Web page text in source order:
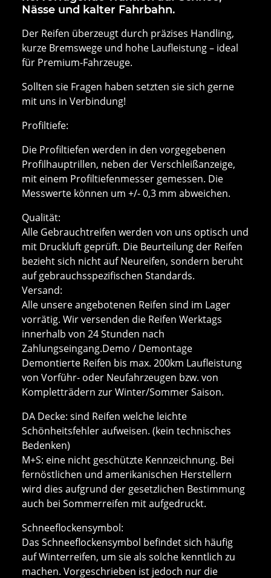
Nässe und kalter Fahrbahn.
Der Reifen überzeugt durch präzises Handling,
kurze Bremswege und hohe Laufleistung – ideal
für Premium-Fahrzeuge.
Sollten sie Fragen haben setzten sie sich gerne
mit uns in Verbindung!
Profiltiefe:
Die Profiltiefen werden in den vorgegebenen
Profilhauptrillen, neben der Verschleißanzeige,
mit einem Profiltiefenmesser gemessen. Die
Messwerte können um +/- 0,3 mm abweichen.
Qualität:
Alle Gebrauchtreifen werden von uns optisch und
mit Druckluft geprüft. Die Beurteilung der Reifen
bezieht sich nicht auf Neureifen, sondern beruht
auf gebrauchsspezifischen Standards.
Versand:
Alle unsere angebotenen Reifen sind im Lager
vorrätig. Wir versenden die Reifen Werktags
innerhalb von 24 Stunden nach
Zahlungseingang.Demo / Demontage
Demontierte Reifen bis max. 200km Laufleistung
von Vorführ- oder Neufahrzeugen bzw. von
Kompletträdern zur Winter/Sommer Saison.
DA Decke: sind Reifen welche leichte
Schönheitsfehler aufweisen. (kein technisches
Bedenken)
M+S: eine nicht geschützte Kennzeichnung. Bei
fernöstlichen und amerikanischen Herstellern
wird dies aufgrund der gesetzlichen Bestimmung
auch bei Sommerreifen mit aufgedruckt.
Schneeflockensymbol:
Das Schneeflockensymbol befindet sich häufig
auf Winterreifen, um sie als solche kenntlich zu
machen. Vorgeschrieben ist jedoch nur die